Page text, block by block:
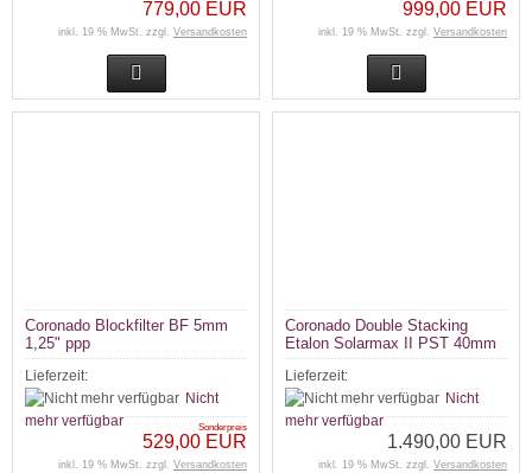
779,00 EUR
inkl. 19 % MwSt. zzgl. Versandkosten
999,00 EUR
inkl. 19 % MwSt. zzgl. Versandkosten
Coronado Blockfilter BF 5mm
1,25" ppp
Lieferzeit:
Nicht
mehr verfügbar
Sonderpreis
529,00 EUR
inkl. 19 % MwSt. zzgl. Versandkosten
Coronado Double Stacking
Etalon Solarmax II PST 40mm
Lieferzeit:
Nicht
mehr verfügbar
1.490,00 EUR
inkl. 19 % MwSt. zzgl. Versandkosten